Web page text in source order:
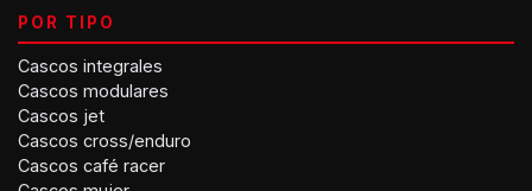
POR TIPO
Cascos integrales
Cascos modulares
Cascos jet
Cascos cross/enduro
Cascos café racer